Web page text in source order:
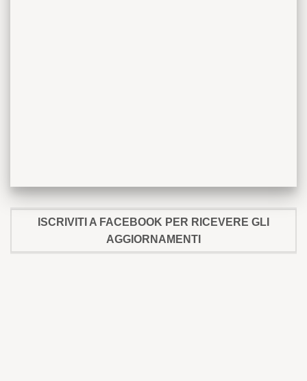
ISCRIVITI A FACEBOOK PER RICEVERE GLI
AGGIORNAMENTI